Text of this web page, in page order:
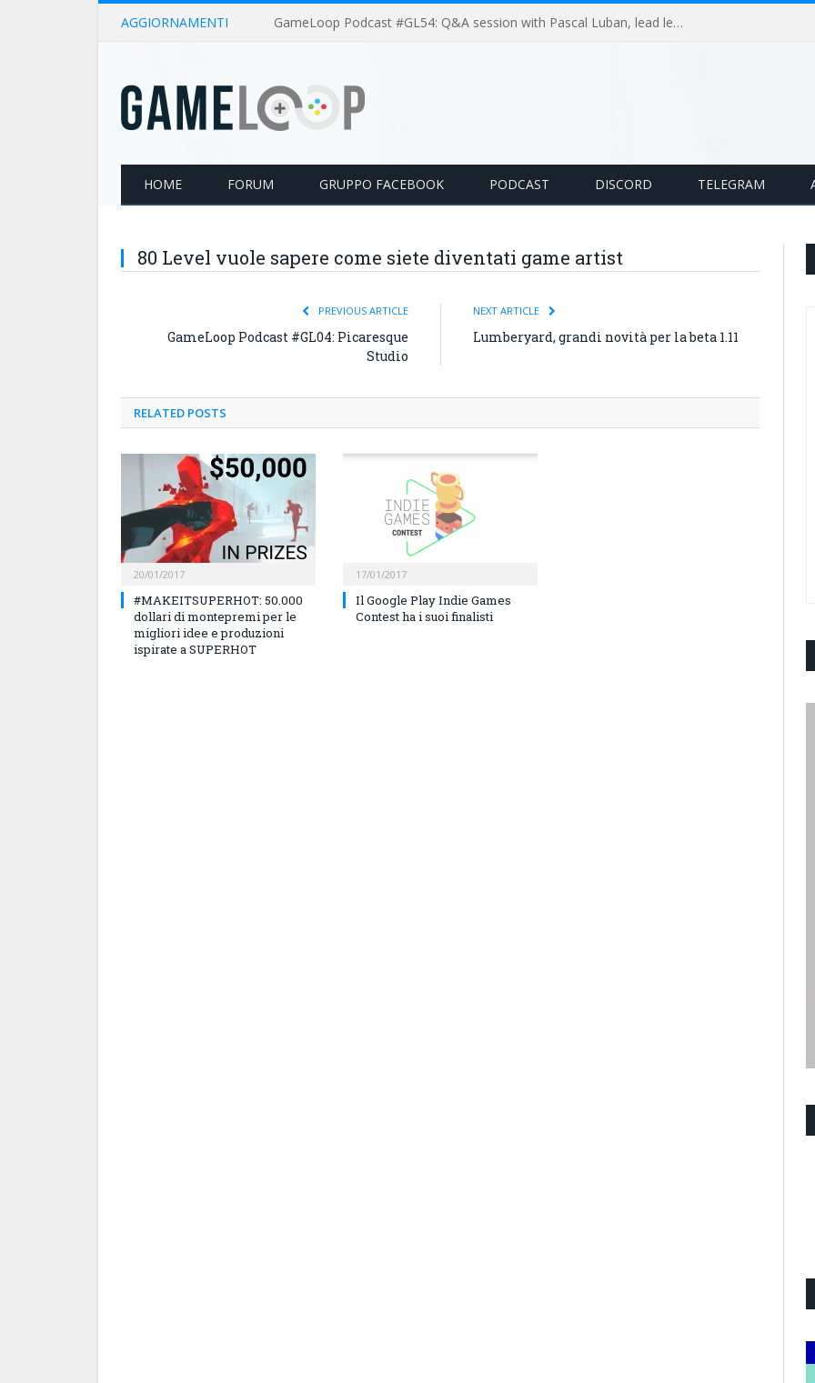
AGGIORNAMENTI GameLoop Podcast #GL53: Le nuove policy di monetizzazione di Unity
HOME FORUM GRUPPO FACEBOOK PODCAST DISCORD TELEGRAM
80 Level vuole sapere come siete diventati game artist
PREVIOUS ARTICLE
GameLoop Podcast #GL04: Picaresque
Studio
NEXT ARTICLE
Lumberyard, grandi novità per la beta 1.11
RELATED POSTS
20/01/2017
#MAKEITSUPERHOT: 50.000
dollari di montepremi per le
migliori idee e produzioni
ispirate a SUPERHOT
17/01/2017
Il Google Play Indie Games
Contest ha i suoi finalisti